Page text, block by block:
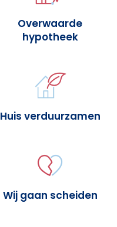
Overwaarde
hypotheek
Huis verduurzamen
Wij gaan scheiden